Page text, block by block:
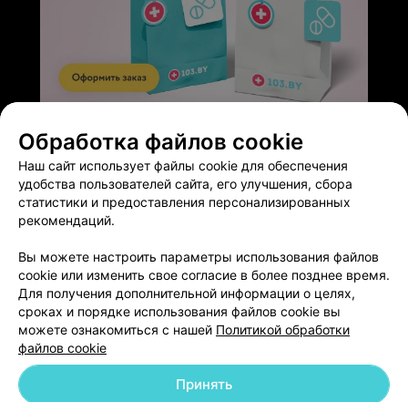
Добавить специалиста
Обработка файлов cookie
Наш сайт использует файлы cookie для обеспечения
удобства пользователей сайта, его улучшения, сбора
статистики и предоставления персонализированных
рекомендаций.
Вы можете настроить параметры использования файлов
cookie или изменить свое согласие в более позднее время.
Для получения дополнительной информации о целях,
сроках и порядке использования файлов cookie вы
можете ознакомиться с нашей Политикой обработки
файлов cookie
Принять